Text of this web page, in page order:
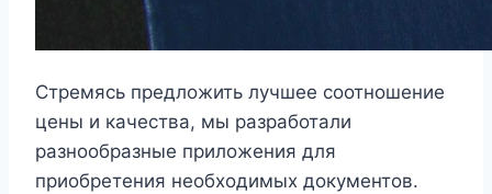
Стремясь предложить лучшее соотношение
цены и качества, мы разработали
разнообразные приложения для
приобретения необходимых документов.